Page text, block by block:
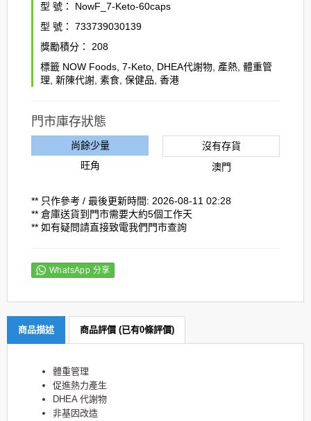
型 號：
NowF_7-Keto-60caps
型 號：
733739030139
獎勵積分：
208
標籤 NOW Foods 7-Keto DHEA代謝物 產熱 體重管
理 新陳代謝 素食 保健品 香港
門市庫存狀態
尚餘少量
旺角
沒有存貨
澳門
** 只作參考 / 最後更新時間: 2026-08-11 02:28
** 倉庫送貨到門市需要大約5個工作天
** 如有疑問請直接致電我們門市查詢
WhatsApp 分享
商品描述 商品評價 (已有0條評價)
體重管理
促進熱力產生
DHEA 代謝物
非基因改造